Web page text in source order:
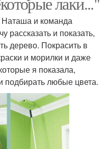
и команда
рассказать и показать,
дерево. Покрасить в
и морилки и даже
я показала,
подбирать любые цвета.